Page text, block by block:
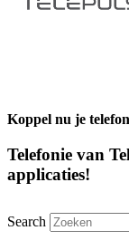
Koppel nu je
Telefonie van
applicaties!
Search